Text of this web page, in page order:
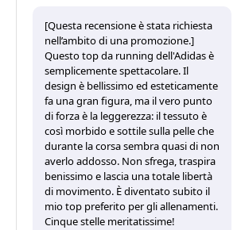
[Questa recensione è stata richiesta
nell’ambito di una promozione.]
Questo top da running dell'Adidas è
semplicemente spettacolare. Il
design è bellissimo ed esteticamente
fa una gran figura, ma il vero punto
di forza è la leggerezza: il tessuto è
così morbido e sottile sulla pelle che
durante la corsa sembra quasi di non
averlo addosso. Non sfrega, traspira
benissimo e lascia una totale libertà
di movimento. È diventato subito il
mio top preferito per gli allenamenti.
Cinque stelle meritatissime!